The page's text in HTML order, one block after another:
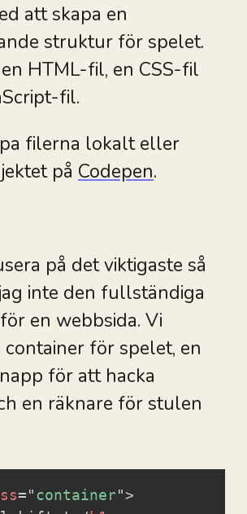
att skapa en
struktur för spelet.
HTML-fil, en CSS-fil
fil.
filerna lokalt eller
på Codepen.
på det viktigaste så
inte den fullständiga
en webbsida. Vi
container för spelet, en
för att hacka
en räknare för stulen
="container">